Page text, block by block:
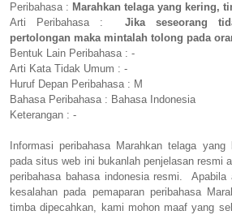
Peribahasa : Marahkan telaga yang kering,
Arti Peribahasa : Jika seseorang
pertolongan maka mintalah tolong pada
Bentuk Lain Peribahasa : -
Arti Kata Tidak Umum : -
Huruf Depan Peribahasa : M
Bahasa Peribahasa : Bahasa Indonesia
Keterangan : -
Informasi peribahasa Marahkan telaga
pada situs web ini bukanlah penjelasan resmi
peribahasa bahasa indonesia resmi. Apabila
kesalahan pada pemaparan peribahasa
timba dipecahkan, kami mohon maaf yang